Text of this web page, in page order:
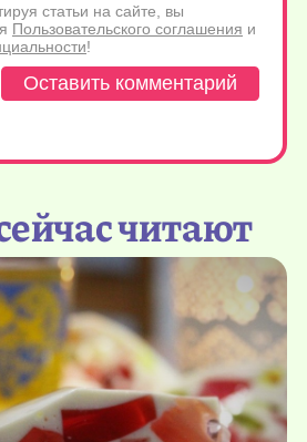
статьи на сайте, вы
Пользовательского соглашения и
!
читают